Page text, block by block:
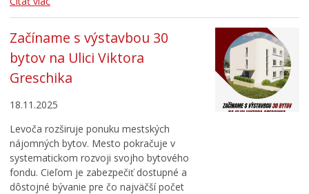
Začíname s výstavbou 30
bytov na Ulici Viktora
Greschika
18.11.2025
Levoča rozširuje ponuku mestských
nájomných bytov. Mesto pokračuje v
systematickom rozvoji svojho bytového
fondu. Cieľom je zabezpečiť dostupné a
dôstojné bývanie pre čo najväčší počet